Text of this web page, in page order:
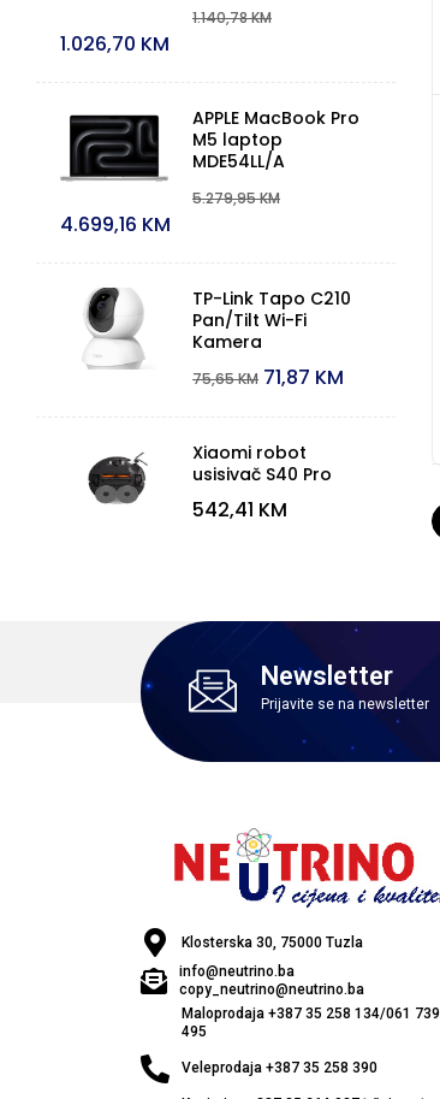
1.140,78KM
1.026,70 KM
APPLE MacBook Pro
M5 laptop
MDE54LL/A
5.279,95KM
4.699,16 KM
TP-Link Tapo C210
Pan/Tilt Wi-Fi
Kamera
75,65KM 71,87 KM
Xiaomi robot
usisivač S40 Pro
542,41 KM
Newsletter
Prijavite se na newsletter
Klosterska 30, 75000 Tuzla
info@neutrino.ba
copy_neutrino@neutrino.ba
Maloprodaja +387 35 258 134/061 739
495
Veleprodaja +387 35 258 390